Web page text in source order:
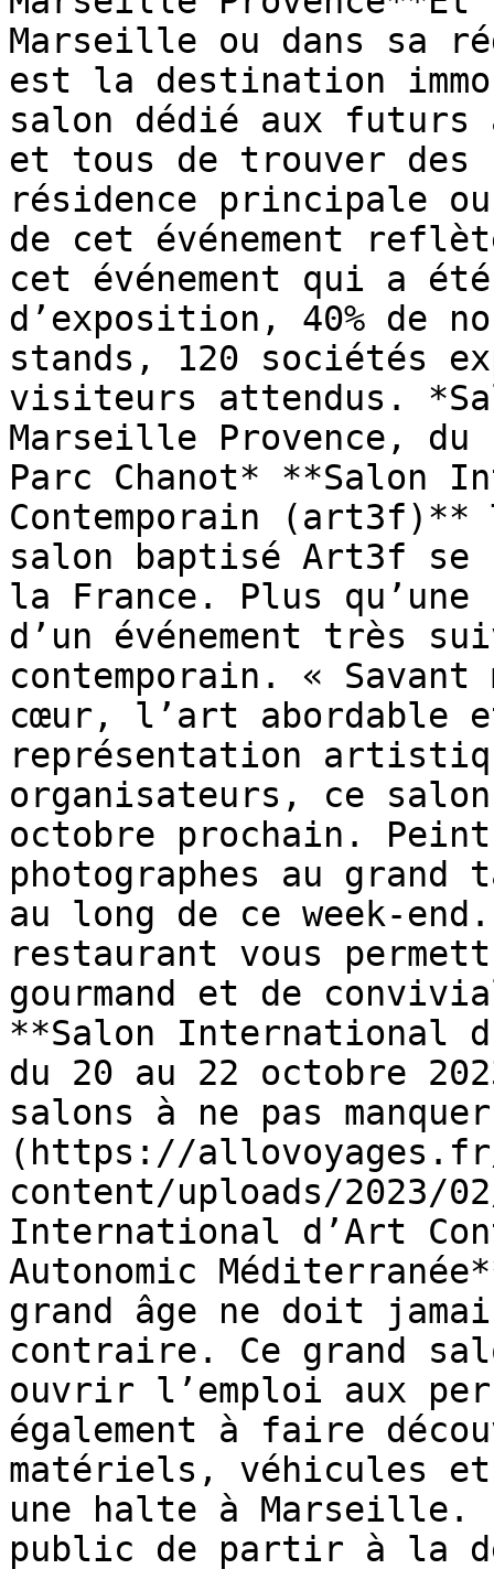
Marseille ou dans sa
est la destination
salon dédié aux futurs
et tous de trouver des
résidence principale
de cet événement
cet événement qui a
d’exposition, 40% de
stands, 120 sociétés
visiteurs attendus.
Marseille Provence, du
Parc Chanot* **Salon
Contemporain (art3f)**
salon baptisé Art3f se
la France. Plus
d’un événement très
contemporain. «
cœur, l’art abordable
représentation
organisateurs, ce
octobre prochain.
photographes au
au long de ce week-
restaurant vous
gourmand et de
**Salon International
du 20 au 22 octobre
salons à ne pas
(https://
content/uploads/2023/
International d’Art
Autonomic
grand âge ne doit
contraire. Ce grand
ouvrir l’emploi aux
également à faire
matériels, véhicules et
une halte à
public de partir à la